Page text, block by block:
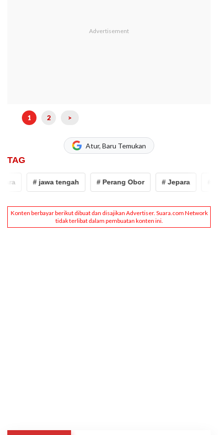
1 2 >
Atur, Baru Temukan
TAG
# jawa tengah # Perang Obor # Jepara